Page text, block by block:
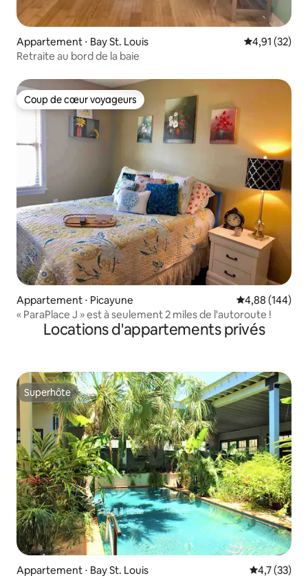
Appartement ⋅ Bay St. Louis Évaluation
4,91 (32)
Retraite au bord de la baie
Coup de cœur voyageurs
Coup de cœur voyageurs
Appartement ⋅ Picayune Évaluation
4,88 (144)
« ParaPlace J » est à seulement 2 miles de l'autoroute !
Locations d'appartements privés
Superhôte
Superhôte
Appartement ⋅ Bay St. Louis Évaluation
4,7 (33)